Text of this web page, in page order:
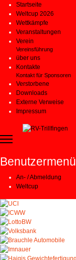
Startseite
Weltcup 2026
Wettkämpfe
Veranstaltungen
Verein
Vereinsführung
über uns
Kontakte
Kontakt für Sponsoren
Verstorbene
Downloads
Externe Verweise
Impressum
Benutzermenü
An- / Abmeldung
Weltcup